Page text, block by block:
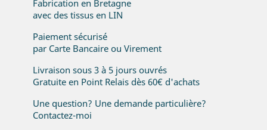
Fabrication en Bretagne
avec des tissus en LIN
Paiement sécurisé
par Carte Bancaire ou Virement
Livraison sous 3 à 5 jours ouvrés
Gratuite en Point Relais dès 60€ d'achats
Une question? Une demande particulière?
Contactez-moi